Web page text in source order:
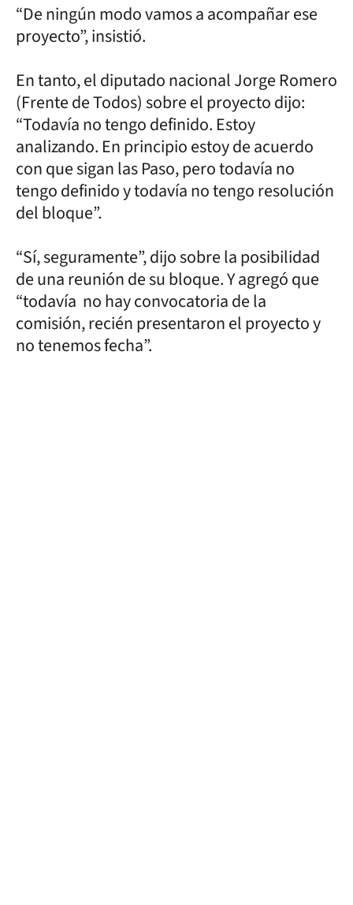
“De ningún modo vamos a acompañar ese
proyecto”, insistió.
En tanto, el diputado nacional Jorge Romero
(Frente de Todos) sobre el proyecto dijo:
“Todavía no tengo definido. Estoy
analizando. En principio estoy de acuerdo
con que sigan las Paso, pero todavía no
tengo definido y todavía no tengo resolución
del bloque”.
“Sí, seguramente”, dijo sobre la posibilidad
de una reunión de su bloque. Y agregó que
“todavía no hay convocatoria de la
comisión, recién presentaron el proyecto y
no tenemos fecha”.